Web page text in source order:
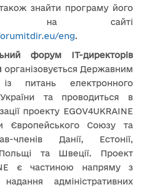
знайти програму його
на сайті
eng.
форум ІТ-директорів
організовується Державним
із питань електронного
та проводиться в
проекту EGOV4UKRAINE
Європейського Союзу та
членів Данії, Естонії,
та Швеції. Проект
є частиною напряму з
адміністративних